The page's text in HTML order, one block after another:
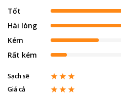
Tốt
Hài lòng
Kém
Rất kém
Sạch sẽ
Giá cả